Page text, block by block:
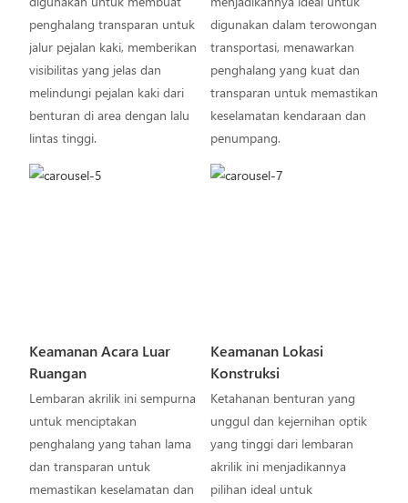
penghalang transparan untuk
jalur pejalan kaki, memberikan
visibilitas yang jelas dan
melindungi pejalan kaki dari
benturan di area dengan lalu
lintas tinggi.
digunakan dalam terowongan
transportasi, menawarkan
penghalang yang kuat dan
transparan untuk memastikan
keselamatan kendaraan dan
penumpang.
Keamanan Acara Luar
Ruangan
Lembaran akrilik ini sempurna
untuk menciptakan
penghalang yang tahan lama
dan transparan untuk
memastikan keselamatan dan
Keamanan Lokasi
Konstruksi
Ketahanan benturan yang
unggul dan kejernihan optik
yang tinggi dari lembaran
akrilik ini menjadikannya
pilihan ideal untuk